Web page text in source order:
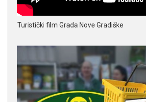
Turistički film Grada Nove Gradiške